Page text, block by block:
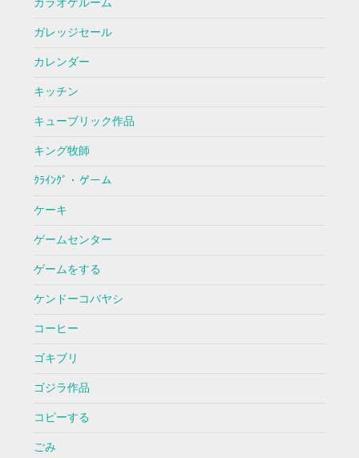
カラオケルーム
ガレッジセール
カレンダー
キッチン
キューブリック作品
キング牧師
ｸﾗｲﾝｸﾞ・ゲーム
ケーキ
ゲームセンター
ゲームをする
ケンドーコバヤシ
コーヒー
ゴキブリ
ゴジラ作品
コピーする
ごみ